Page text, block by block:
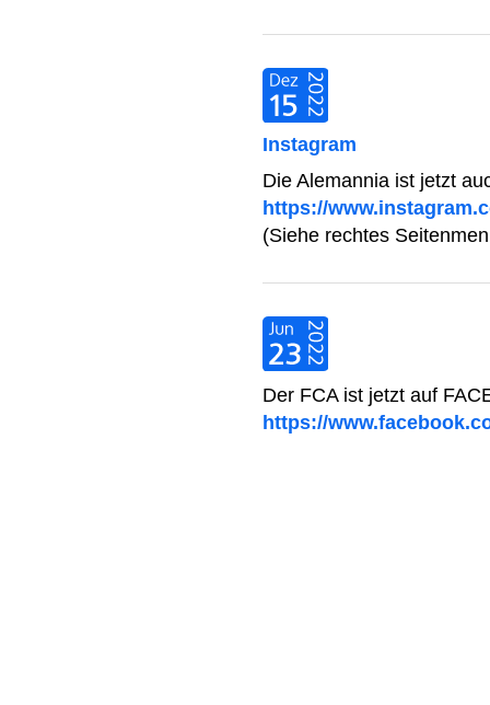
Instagram
Die Alemannia ist jetzt
https://
(Siehe rechtes
Der FCA ist jetzt auf
https://